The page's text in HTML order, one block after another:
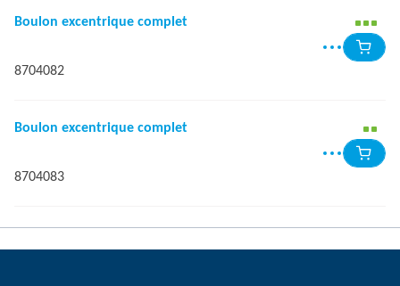
Boulon excentrique complet
8704082
Boulon excentrique complet
8704083